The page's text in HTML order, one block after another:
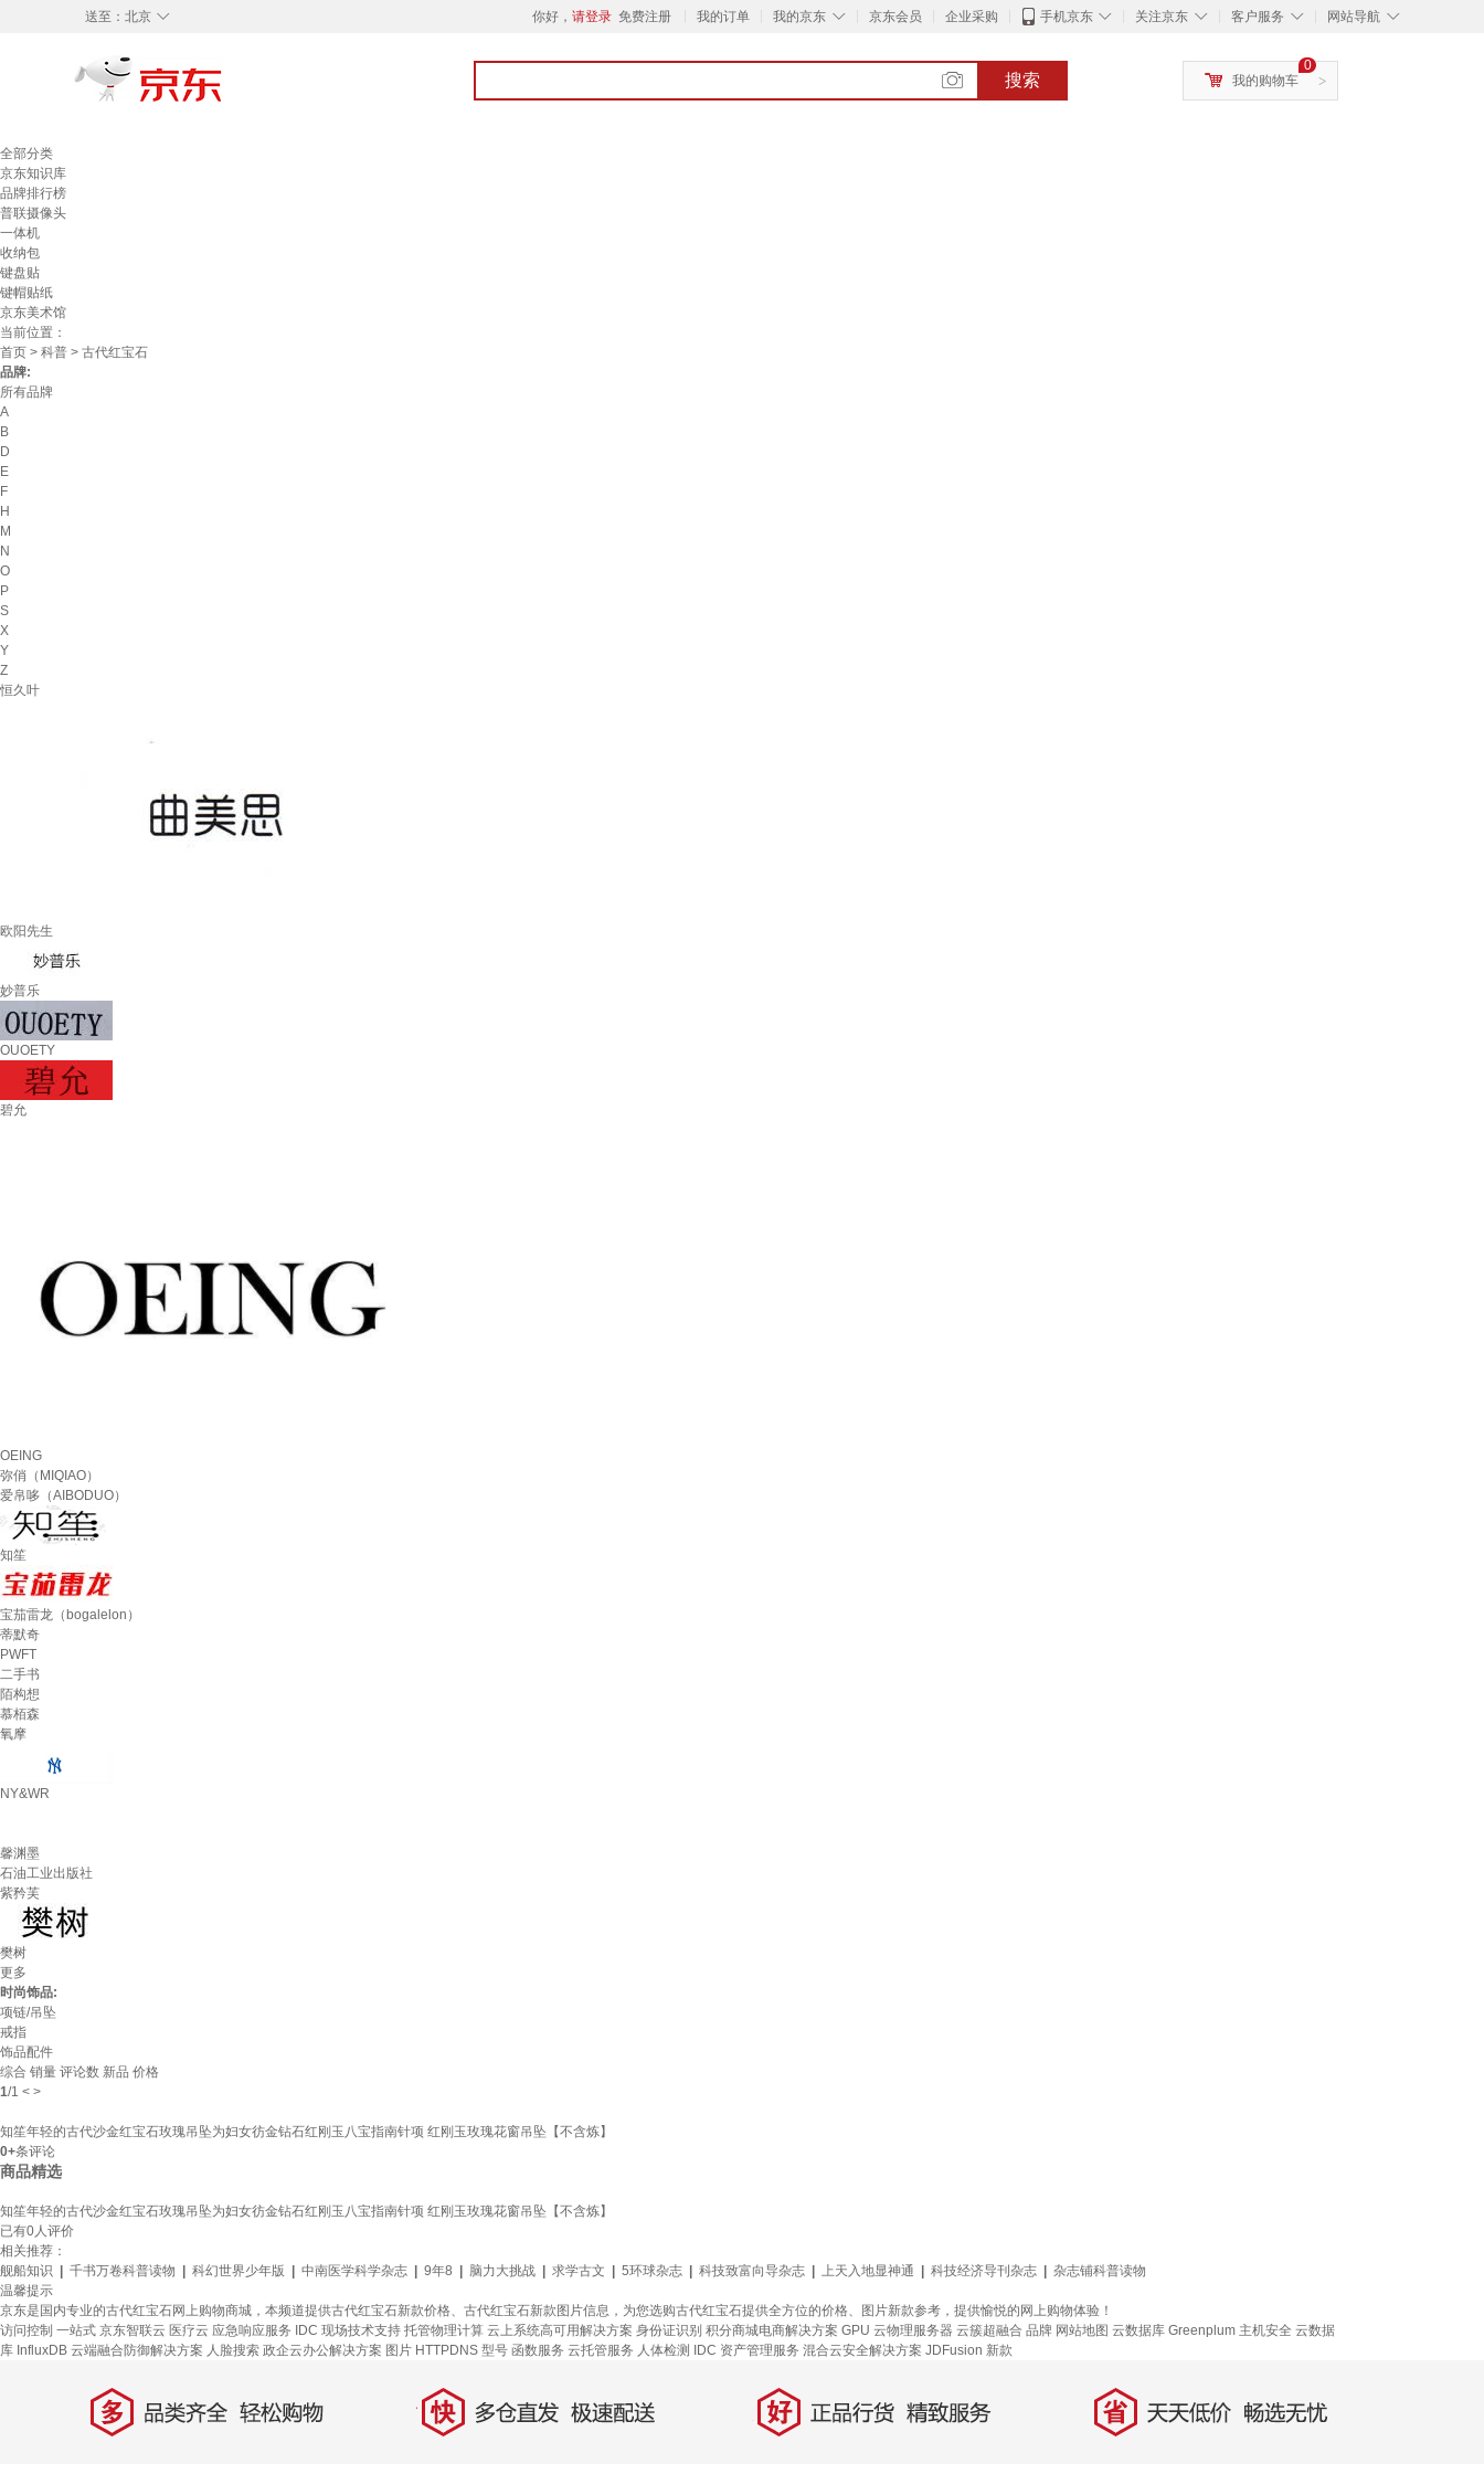
◇
送至： 北京 你好， 请登录 免费注册 我的订单 ◇
我的京东 京东会员 企业采购 ◇
手机京东 ◇
关注京东 ◇
客户服务 ◇
网站导航
搜索 >
0
我的购物车
全部分类
京东知识库
品牌排行榜
普联摄像头
一体机
收纳包
键盘贴
键帽贴纸
京东美术馆
当前位置：
首页 > 科普 > 古代红宝石
品牌:
所有品牌
A
B
D
E
F
H
M
N
O
P
S
X
Y
Z
恒久叶
欧阳先生
妙普乐
OUOETY
碧允
OEING
弥俏（MIQIAO）
爱帛哆（AIBODUO）
知笙
宝茄雷龙（bogalelon）
蒂默奇
PWFT
二手书
陌构想
慕栢森
氧摩
NY&WR
馨渊墨
石油工业出版社
紫矜芙
樊树
更多
时尚饰品:
项链/吊坠
戒指
饰品配件
综合 销量 评论数 新品 价格
1/1 < >
知笙年轻的古代沙金红宝石玫瑰吊坠为妇女彷金钻石红刚玉八宝指南针项 红刚玉玫瑰花窗吊坠【不含炼】
0+条评论
商品精选
知笙年轻的古代沙金红宝石玫瑰吊坠为妇女彷金钻石红刚玉八宝指南针项 红刚玉玫瑰花窗吊坠【不含炼】
已有0人评价
相关推荐：
舰船知识
千书万卷科普读物 科幻世界少年版 中南医学科学杂志 9年8 脑力大挑战 求学古文 5环球杂志 科技致富向导杂志 上天入地显神通 科技经济导刊杂志
杂志铺科普读物
温馨提示
京东是国内专业的古代红宝石网上购物商城，本频道提供古代红宝石新款价格、古代红宝石新款图片信息，为您选购古代红宝石提供全方位的价格、图片新款参考，提供愉悦的网上购物体验！
访问控制 一站式 京东智联云 医疗云 应急响应服务 IDC 现场技术支持 托管物理计算 云上系统高可用解决方案 身份证识别 积分商城电商解决方案 GPU 云物理服务器 云簇超融合 品牌 网站地图 云数据库 Greenplum 主机安全 云数据
库 InfluxDB 云端融合防御解决方案 人脸搜索 政企云办公解决方案 图片 HTTPDNS 型号 函数服务 云托管服务 人体检测 IDC 资产管理服务 混合云安全解决方案 JDFusion 新款
多 品类齐全，轻松购物 快 多仓直发，极速配送 好 正品行货，精致服务 省 天天低价，畅选无忧